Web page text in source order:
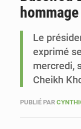
hommage
Le
exprimé
mercredi,
Cheikh
PUBLIÉ PAR